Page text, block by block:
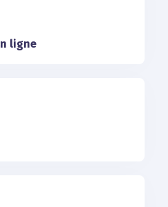
ligne